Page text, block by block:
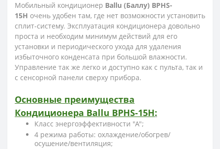
Мобильный кондиционер Ballu (Баллу) BPHS-
15H очень удобен там, где нет возможности установить
сплит-систему. Эксплуатация кондиционера довольно
проста и необходим минимум действий для его
установки и периодического ухода для удаления
избыточного конденсата при большой влажности.
Управление так же легко и доступно как с пульта, так и
с сенсорной панели сверху прибора.
Основные преимущества
Кондиционера Ballu BPHS-15H:
Класс энергоэффективности "А";
4 режима работы: охлаждение/обогрев/
осушение/вентиляция;